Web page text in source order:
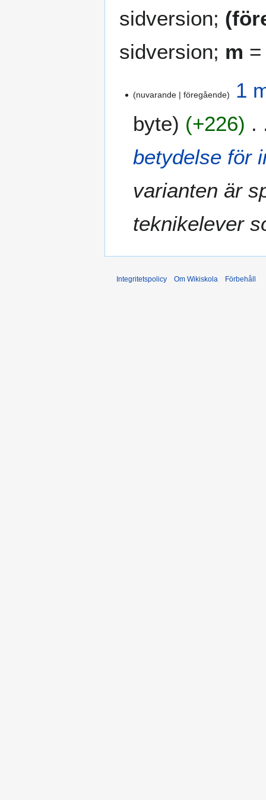
sidversion;
sidversion; m
m
nuvarande föregående
1
byte
+226
betydelse för
varianten är
teknikelever
Integritetspolicy Om Wikiskola Förbehåll